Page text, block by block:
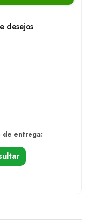
desejos
de entrega: